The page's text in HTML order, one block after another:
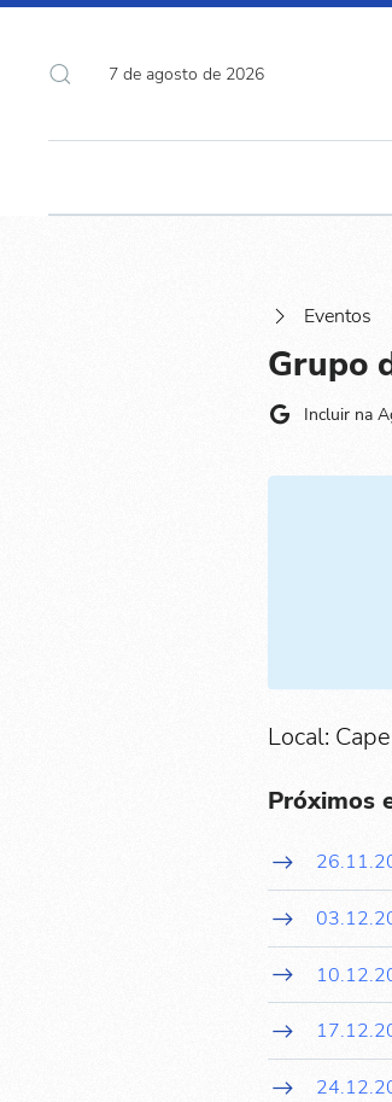
7 de agosto de 2026
Eventos
Grupo
Incluir na
Local:
Próximos